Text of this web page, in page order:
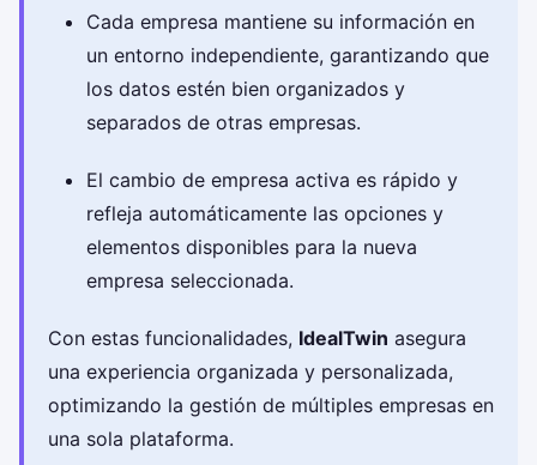
Cada empresa mantiene su información en
un entorno independiente, garantizando que
los datos estén bien organizados y
separados de otras empresas.
El cambio de empresa activa es rápido y
refleja automáticamente las opciones y
elementos disponibles para la nueva
empresa seleccionada.
Con estas funcionalidades, IdealTwin asegura
una experiencia organizada y personalizada,
optimizando la gestión de múltiples empresas en
una sola plataforma.